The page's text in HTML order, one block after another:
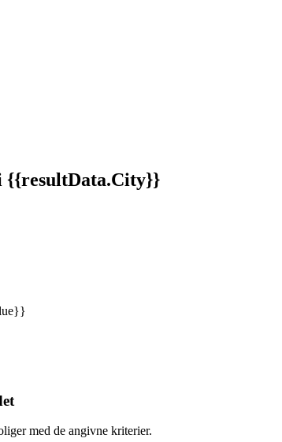
{{resultData.City}}
med de angivne kriterier.